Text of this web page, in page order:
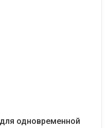
одновременной